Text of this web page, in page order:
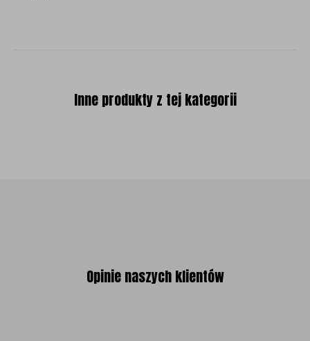
Inne produkty z tej kategorii
Opinie naszych klientów